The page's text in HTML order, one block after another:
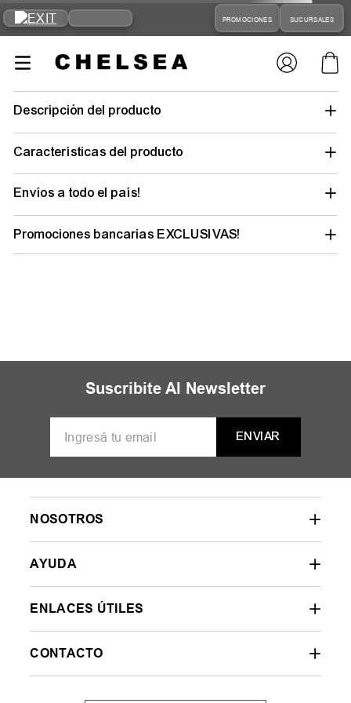
PROMOCIONES SUCURSALES
Descripción del producto
Características del producto
Envíos a todo el país!
Promociones bancarias EXCLUSIVAS!
Suscribite Al Newsletter
ENVIAR
NOSOTROS
AYUDA
ENLACES ÚTILES
CONTACTO